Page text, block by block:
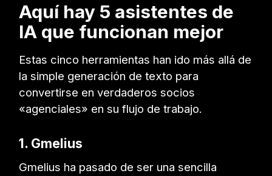
Aquí hay 5 asistentes de
IA que funcionan mejor
Estas cinco herramientas han ido más allá de
la simple generación de texto para
convertirse en verdaderos socios
«agenciales» en su flujo de trabajo.
1. Gmelius
Gmelius ha pasado de ser una sencilla